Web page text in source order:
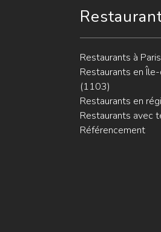
Restaurants à
Restaurants en
(1103)
Restaurants en
Restaurants avec
Référencement